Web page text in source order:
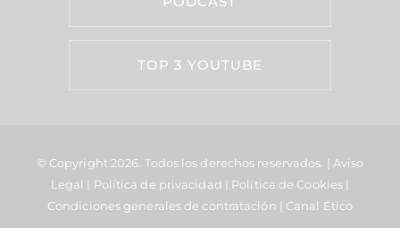
TOP 3 YOUTUBE
© Copyright 2026. Todos los derechos reservados. | Aviso
Legal | Política de privacidad | Política de Cookies |
Condiciones generales de contratación | Canal Ético